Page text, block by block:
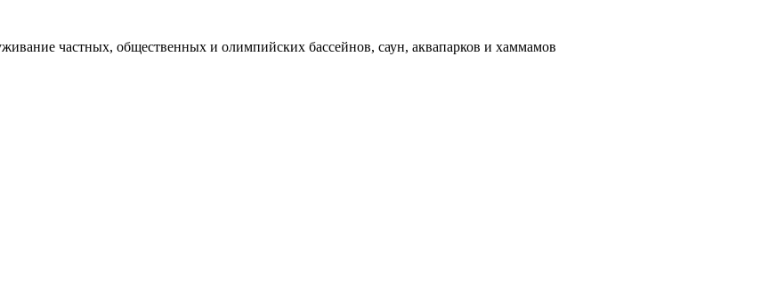
частных, общественных и олимпийских бассейнов, саун, аквапарков и хаммамов